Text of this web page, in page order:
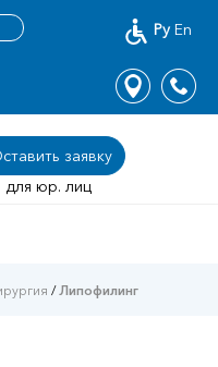
Ру En
заявку
для юр. лиц
/Липофилинг